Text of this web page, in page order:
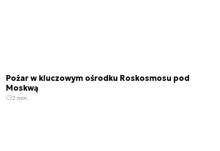
Pożar w kluczowym ośrodku Roskosmosu pod
Moskwą
2 min.